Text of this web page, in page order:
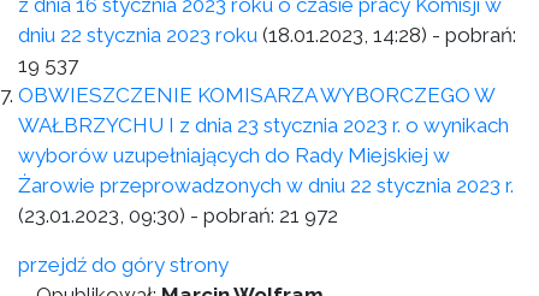
z dnia 16 stycznia 2023 roku o czasie pracy Komisji w
dniu 22 stycznia 2023 roku (18.01.2023, 14:28) - pobrań:
19 537
OBWIESZCZENIE KOMISARZA WYBORCZEGO W
WAŁBRZYCHU I z dnia 23 stycznia 2023 r. o wynikach
wyborów uzupełniających do Rady Miejskiej w
Żarowie przeprowadzonych w dniu 22 stycznia 2023 r.
(23.01.2023, 09:30) - pobrań: 21 972
przejdź do góry strony